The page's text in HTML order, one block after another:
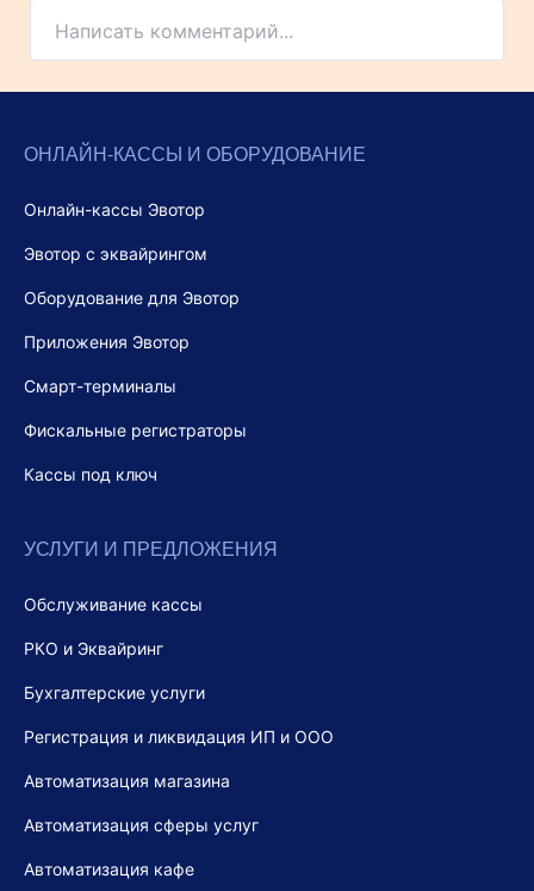
Написать комментарий...
ОНЛАЙН-КАССЫ И ОБОРУДОВАНИЕ
Онлайн-кассы Эвотор
Эвотор с эквайрингом
Оборудование для Эвотор
Приложения Эвотор
Смарт-терминалы
Фискальные регистраторы
Кассы под ключ
УСЛУГИ И ПРЕДЛОЖЕНИЯ
Обслуживание кассы
РКО и Эквайринг
Бухгалтерские услуги
Регистрация и ликвидация ИП и ООО
Автоматизация магазина
Автоматизация сферы услуг
Автоматизация кафе